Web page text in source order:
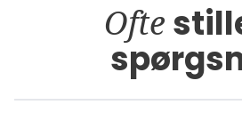
Ofte